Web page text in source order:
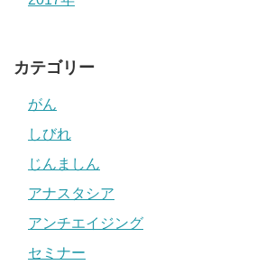
カテゴリー
がん
しびれ
じんましん
アナスタシア
アンチエイジング
セミナー